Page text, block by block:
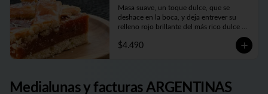
Masa suave, un toque dulce, que se
deshace en la boca, y deja entrever su
relleno rojo brillante del más rico dulce de
membrillo. Compañera ideal del mate de
la tarde
$4.490
Medialunas y facturas ARGENTINAS